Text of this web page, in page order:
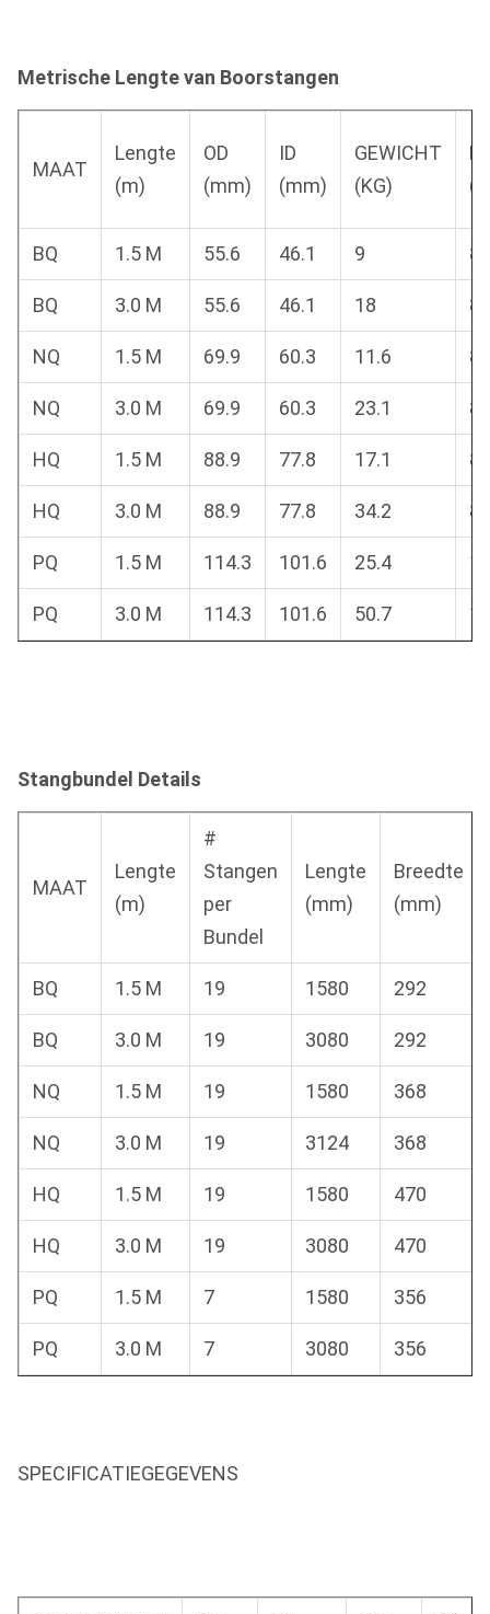
Metrische Lengte van Boorstangen
MAAT
Lengte
(m)
OD
(mm)
ID
(mm)
GEWICHT
(KG)
BQ 1.5 M 55.6 46.1 9
BQ 3.0 M 55.6 46.1 18
NQ 1.5 M 69.9 60.3 11.6
NQ 3.0 M 69.9 60.3 23.1
HQ 1.5 M 88.9 77.8 17.1
HQ 3.0 M 88.9 77.8 34.2
PQ 1.5 M 114.3 101.6 25.4
PQ 3.0 M 114.3 101.6 50.7
Stangbundel Details
MAAT
Lengte
(m)
#
Stangen
per
Bundel
Lengte
(mm)
Breedte
(mm)
BQ 1.5 M 19 1580 292
BQ 3.0 M 19 3080 292
NQ 1.5 M 19 1580 368
NQ 3.0 M 19 3124 368
HQ 1.5 M 19 1580 470
HQ 3.0 M 19 3080 470
PQ 1.5 M 7 1580 356
PQ 3.0 M 7 3080 356
SPECIFICATIEGEGEVENS